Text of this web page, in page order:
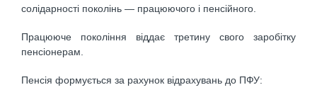
солідарності поколінь — працюючого і пенсійного.
Працююче покоління віддає третину свого заробітку
пенсіонерам.
Пенсія формується за рахунок відрахувань до ПФУ: